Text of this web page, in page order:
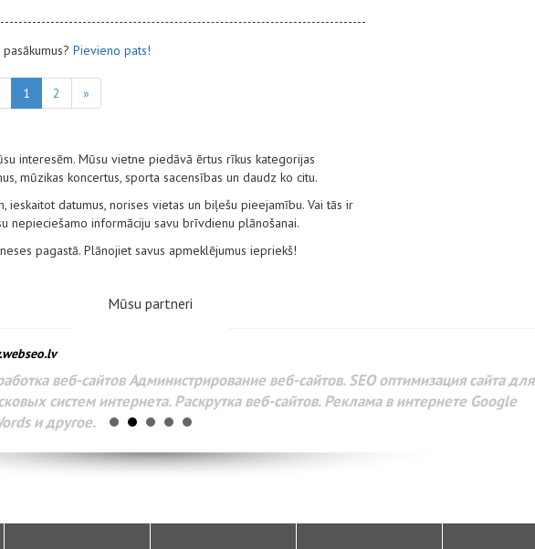
Pievieno pats!
1 2 »
interesēm. Mūsu vietne piedāvā ērtus rīkus kategorijas
mūzikas koncertus, sporta sacensības un daudz ko citu.
ieskaitot datumus, norises vietas un biļešu pieejamību. Vai tās ir
nepieciešamo informāciju savu brīvdienu plānošanai.
pagastā. Plānojiet savus apmeklējumus iepriekš!
Mūsu partneri
веб-сайтов Администрирование веб-сайтов. SEO оптимизация сайта для
систем интернета. Раскрутка веб-сайтов. Реклама в интернете Google
и другое.